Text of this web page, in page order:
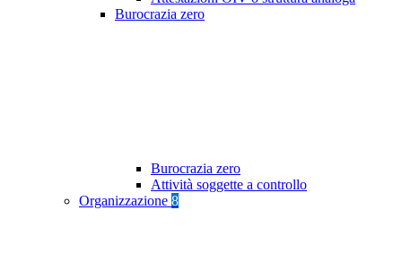
Burocrazia zero
Burocrazia zero
Attività soggette a controllo
Organizzazione 8